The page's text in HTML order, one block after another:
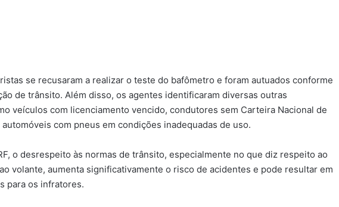
se recusaram a realizar o teste do bafômetro e foram autuados conforme
de trânsito. Além disso, os agentes identificaram diversas outras
veículos com licenciamento vencido, condutores sem Carteira Nacional de
automóveis com pneus em condições inadequadas de uso.
o desrespeito às normas de trânsito, especialmente no que diz respeito ao
volante, aumenta significativamente o risco de acidentes e pode resultar em
para os infratores.